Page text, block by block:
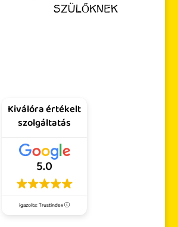
SZÜLŐKNEK
Kiválóra értékelt
szolgáltatás
5.0
igazolta: Trustindex